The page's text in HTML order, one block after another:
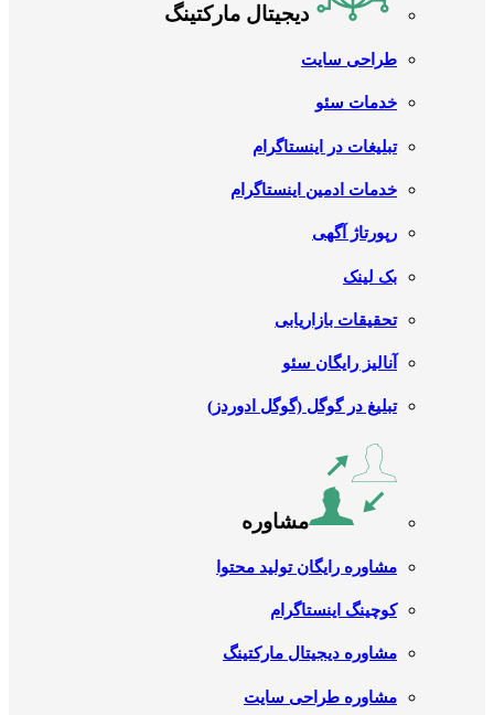
دیجیتال مارکتینگ
طراحی سایت
خدمات سئو
تبلیغات در اینستاگرام
خدمات ادمین اینستاگرام
رپورتاژ آگهی
بک لینک
تحقیقات بازاریابی
آنالیز رایگان سئو
تبلیغ در گوگل (گوگل ادوردز)
مشاوره
مشاوره رایگان تولید محتوا
کوچینگ اینستاگرام
مشاوره دیجیتال مارکتینگ
مشاوره طراحی سایت